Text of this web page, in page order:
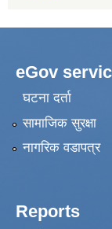
eGov
घटना दर्ता
सामाजिक सुरक्षा
नागरिक वडापत्र
Reports